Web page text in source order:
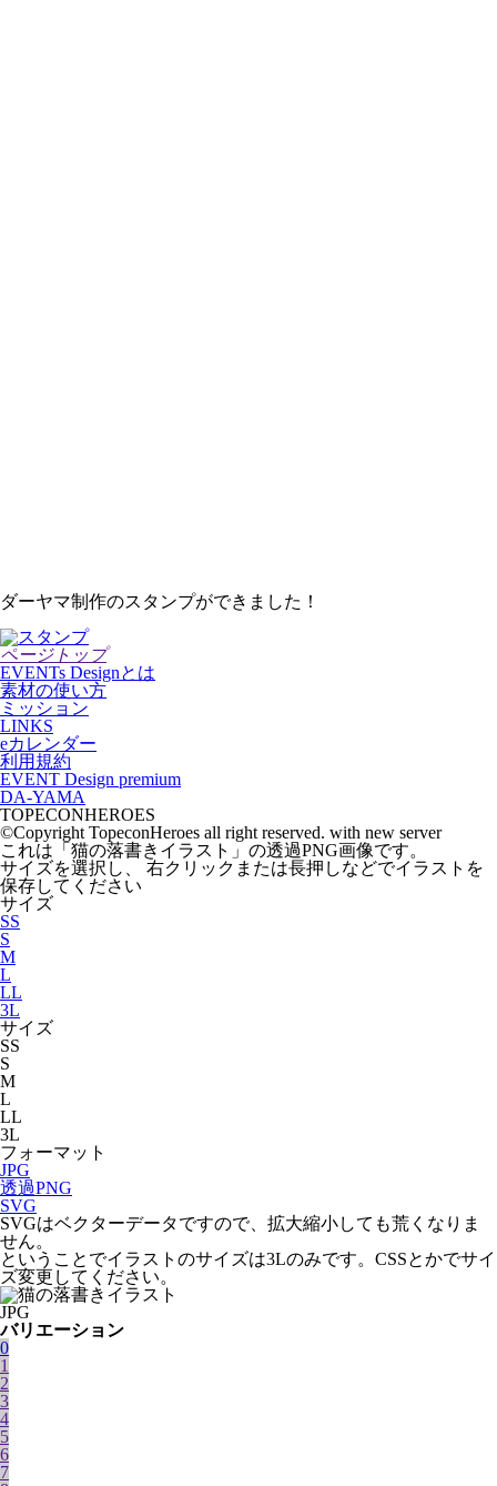
ダーヤマ制作のスタンプができました！
ページトップ
EVENTs Designとは
素材の使い方
ミッション
LINKS
eカレンダー
利用規約
EVENT Design premium
DA-YAMA
TOPECONHEROES
©Copyright TopeconHeroes all right reserved. with new server
これは「 猫の落書きイラスト 」の透過PNG画像です。
サイズを選択し、 右クリックまたは長押しなどでイラストを
保存してください
サイズ
SS
S
M
L
LL
3L
サイズ
SS
S
M
L
LL
3L
フォーマット
JPG
透過PNG
SVG
SVGはベクターデータですので、拡大縮小しても荒くなりま
せん。
ということでイラストのサイズは3Lのみです。CSSとかでサイ
ズ変更してください。
JPG
バリエーション
0
1
2
3
4
5
6
7